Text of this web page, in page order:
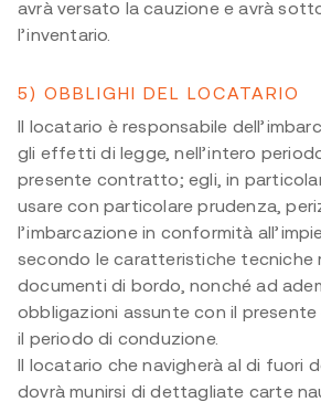
avrà versato la cauzione e avrà
l’inventario.
5) OBBLIGHI DEL LOCATARIO
Il locatario è responsabile
gli effetti di legge, nell’intero
presente contratto; egli, in
usare con particolare prudenza,
l’imbarcazione in conformità
secondo le caratteristiche tecniche
documenti di bordo, nonché ad
obbligazioni assunte con il
il periodo di conduzione.
Il locatario che navigherà al di fuori
dovrà munirsi di dettagliate carte